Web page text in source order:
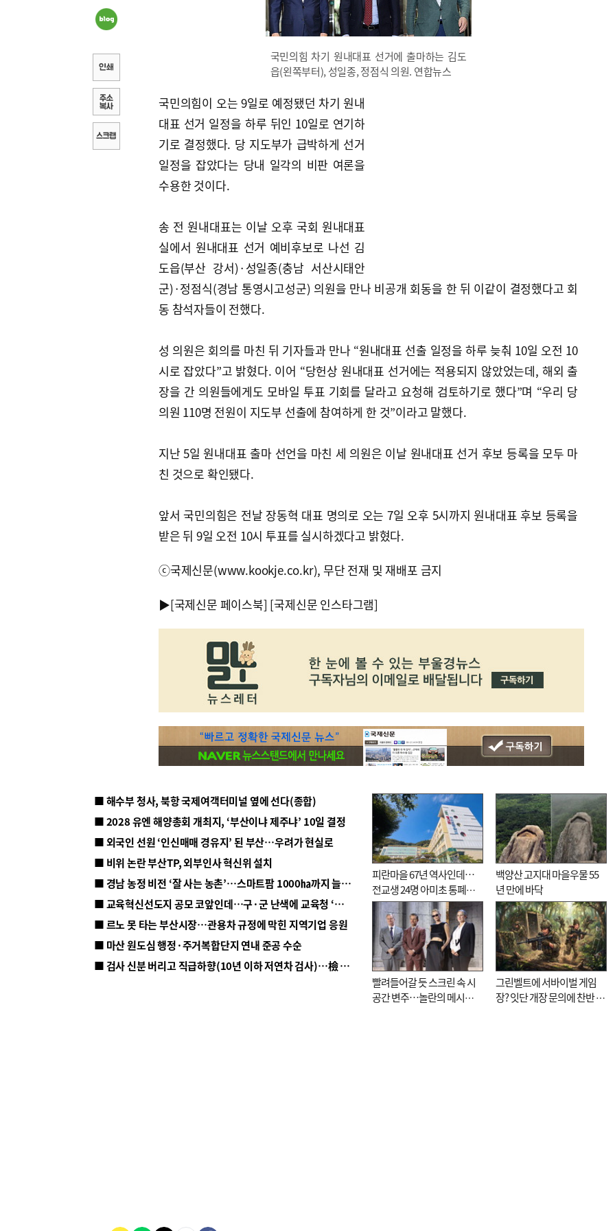
국민의힘 차기 원내대표 선거에 출마하는 김도
읍(왼쪽부터), 성일종, 정점식 의원. 연합뉴스
국민의힘이 오는 9일로 예정됐던 차기 원내
대표 선거 일정을 하루 뒤인 10일로 연기하
기로 결정했다. 당 지도부가 급박하게 선거
일정을 잡았다는 당내 일각의 비판 여론을
수용한 것이다.
송 전 원내대표는 이날 오후 국회 원내대표
실에서 원내대표 선거 예비후보로 나선 김
도읍(부산 강서)·성일종(충남 서산시태안
군)·정점식(경남 통영시고성군) 의원을 만나 비공개 회동을 한 뒤 이같이 결정했다고 회
동 참석자들이 전했다.
성 의원은 회의를 마친 뒤 기자들과 만나 “원내대표 선출 일정을 하루 늦춰 10일 오전 10
시로 잡았다”고 밝혔다. 이어 “당헌상 원내대표 선거에는 적용되지 않았었는데, 해외 출
장을 간 의원들에게도 모바일 투표 기회를 달라고 요청해 검토하기로 했다”며 “우리 당
의원 110명 전원이 지도부 선출에 참여하게 한 것”이라고 말했다.
지난 5일 원내대표 출마 선언을 마친 세 의원은 이날 원내대표 선거 후보 등록을 모두 마
친 것으로 확인됐다.
앞서 국민의힘은 전날 장동혁 대표 명의로 오는 7일 오후 5시까지 원내대표 후보 등록을
받은 뒤 9일 오전 10시 투표를 실시하겠다고 밝혔다.
ⓒ국제신문(www.kookje.co.kr), 무단 전재 및 재배포 금지
▶[국제신문 페이스북] [국제신문 인스타그램]
■ 해수부 청사, 북항 국제여객터미널 옆에 선다(종합)
■ 2028 유엔 해양총회 개최지, ‘부산이냐 제주냐’ 10일 결정
■ 외국인 선원 ‘인신매매 경유지’ 된 부산…우려가 현실로
■ 비위 논란 부산TP, 외부인사 혁신위 설치
■ 경남 농정 비전 ‘잘 사는 농촌’…스마트팜 1000㏊까지 늘린다
■ 교육혁신선도지 공모 코앞인데…구·군 난색에 교육청 ‘쩔쩔’
■ 르노 못 타는 부산시장…관용차 규정에 막힌 지역기업 응원
■ 마산 원도심 행정·주거복합단지 연내 준공 수순
■ 검사 신분 버리고 직급하향(10년 이하 저연차 검사)…檢 중수청행 기피
피란마을 67년 역사인데…
전교생 24명 아미초 통폐합
기로
백양산 고지대 마을우물 55
년 만에 바닥
빨려들어갈 듯 스크린 속 시
공간 변주…놀란의 메시지
그린벨트에 서바이벌 게임
장? 잇단 개장 문의에 찬반 논